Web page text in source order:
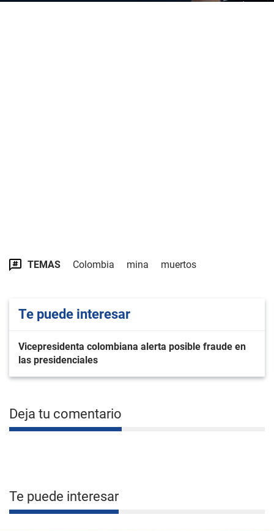
TEMAS Colombia mina muertos
Te puede interesar
Vicepresidenta colombiana alerta posible fraude en
las presidenciales
Deja tu comentario
Te puede interesar